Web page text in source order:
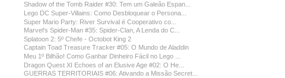
Shadow of the Tomb Raider #30: Tem um Galeão Espan...
Lego DC Super-Villains: Como Desbloquear o Persona...
Super Mario Party: River Survival é Cooperativo co...
Marvel's Spider-Man #35: Spider-Clan, A Lenda do C...
Splatoon 2: 5º Chefe - Octobot King 2
Captain Toad Treasure Tracker #05: O Mundo de Aladdin
Meu 1º Bilhão! Como Ganhar Dinheiro Fácil no Lego ...
Dragon Quest XI Echoes of an Elusive Age #02: O He...
GUERRAS TERRITORIAIS #06: Ativando a Missão Secret...